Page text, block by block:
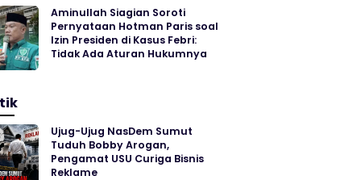
Aminullah Siagian Soroti
Pernyataan Hotman Paris soal
Izin Presiden di Kasus Febri:
Tidak Ada Aturan Hukumnya
Ujug-Ujug NasDem Sumut
Tuduh Bobby Arogan,
Pengamat USU Curiga Bisnis
Reklame